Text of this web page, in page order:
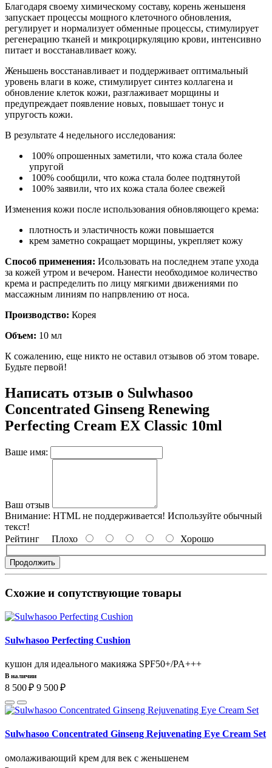
Благодаря своему химическому составу, корень женьшеня
запускает процессы мощного клеточного обновления,
регулирует и нормализует обменные процессы, стимулирует
регенерацию тканей и микроциркуляцию крови, интенсивно
питает и восстанавливает кожу.
Женьшень восстанавливает и поддерживает оптимальный
уровень влаги в коже, стимулирует синтез коллагена и
обновление клеток кожи, разглаживает морщины и
предупреждает появление новых, повышает тонус и
упругость кожи.
В результате 4 недельного исследования:
100% опрошенных заметили, что кожа стала более
упругой
100% сообщили, что кожа стала более подтянутой
100% заявили, что их кожа стала более свежей
Изменения кожи после использования обновляющего крема:
плотность и эластичность кожи повышается
крем заметно сокращает морщины, укрепляет кожу
Способ применения: Исользовать на последнем этапе ухода
за кожей утром и вечером. Нанести необходимое количество
крема и распределить по лицу мягкими движениями по
массажным линиям по напрвлению от носа.
Производство: Корея
Объем: 10 мл
К сожалению, еще никто не оставил отзывов об этом товаре.
Будьте первой!
Написать отзыв о Sulwhasoo
Concentrated Ginseng Renewing
Perfecting Cream EX Classic 10ml
Ваше имя:
Ваш отзыв
Внимание: HTML не поддерживается! Используйте обычный
текст!
Рейтинг Плохо Хорошо
Продолжить
Схожие и сопутствующие товары
Sulwhasoo Perfecting Cushion
кушон для идеального макияжа SPF50+/PA+++
В наличии
8 500 ₽ 9 500 ₽
Sulwhasoo Concentrated Ginseng Rejuvenating Eye Cream Set
омолаживающий кpeм для вeк c жeньшeнeм